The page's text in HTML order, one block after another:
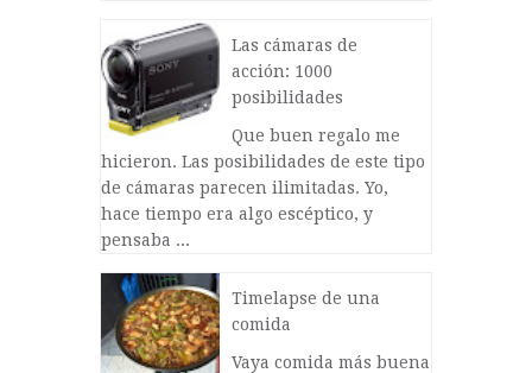
Las cámaras de
acción: 1000
posibilidades
Que buen regalo me
hicieron. Las posibilidades de este tipo
de cámaras parecen ilimitadas. Yo,
hace tiempo era algo escéptico, y
pensaba ...
Timelapse de una
comida
Vaya comida más buena